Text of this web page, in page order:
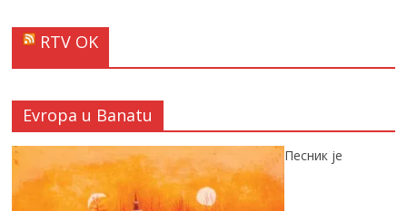
RTV OK
Evropa u Banatu
Песник је